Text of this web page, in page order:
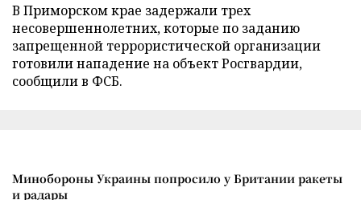
В Приморском крае задержали трех
несовершеннолетних, которые по заданию
запрещенной террористической организации
готовили нападение на объект Росгвардии,
сообщили в ФСБ.
Минобороны Украины попросило у Британии ракеты
и радары